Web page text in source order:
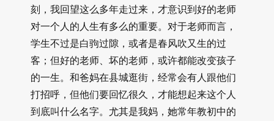
刻，我回望这么多年走过来，才意识到好的老师
对一个人的人生有多么的重要。对于老师而言，
学生不过是白驹过隙，或者是春风吹又生的过
客；但好的老师、坏的老师，或许都能改变孩子
的一生。和爸妈在县城逛街，经常会有人跟他们
打招呼，但他们要回忆很久，才能想起来这个人
到底叫什么名字。尤其是我妈，她常年教初中的